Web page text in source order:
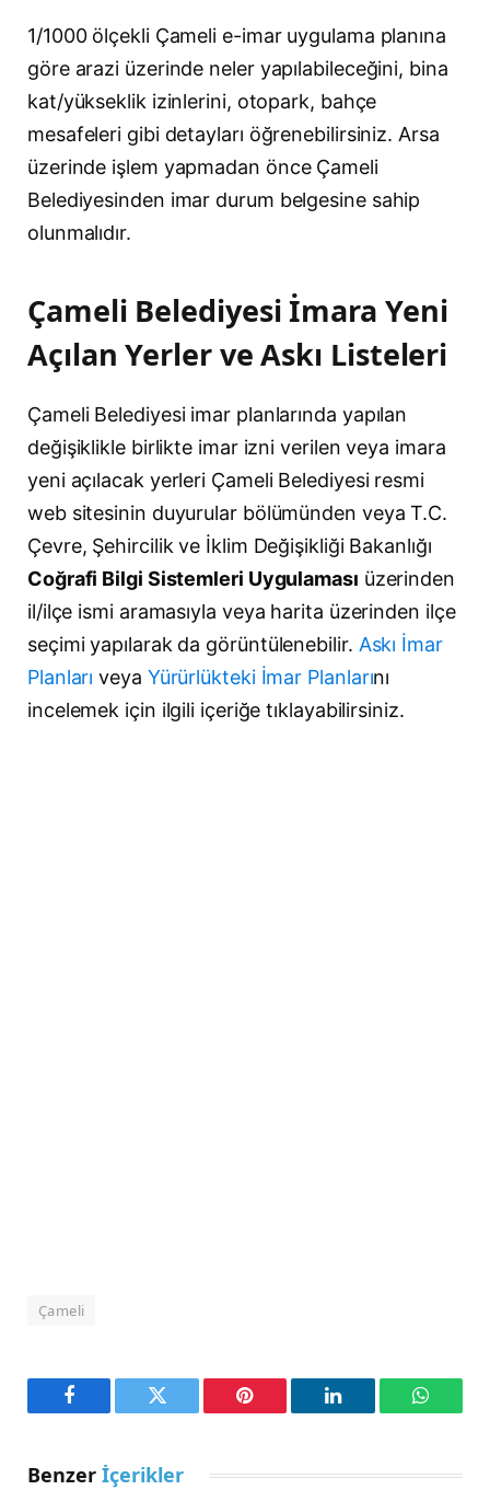
1/1000 ölçekli Çameli e-imar uygulama planına
göre arazi üzerinde neler yapılabileceğini, bina
kat/yükseklik izinlerini, otopark, bahçe
mesafeleri gibi detayları öğrenebilirsiniz. Arsa
üzerinde işlem yapmadan önce Çameli
Belediyesinden imar durum belgesine sahip
olunmalıdır.
Çameli Belediyesi İmara Yeni
Açılan Yerler ve Askı Listeleri
Çameli Belediyesi imar planlarında yapılan
değişiklikle birlikte imar izni verilen veya imara
yeni açılacak yerleri Çameli Belediyesi resmi
web sitesinin duyurular bölümünden veya T.C.
Çevre, Şehircilik ve İklim Değişikliği Bakanlığı
Coğrafi Bilgi Sistemleri Uygulaması üzerinden
il/ilçe ismi aramasıyla veya harita üzerinden ilçe
seçimi yapılarak da görüntülenebilir. Askı İmar
Planları veya Yürürlükteki İmar Planlarını
incelemek için ilgili içeriğe tıklayabilirsiniz.
Çameli
Facebook Twitter Pinterest LinkedIn
Benzer İçerikler